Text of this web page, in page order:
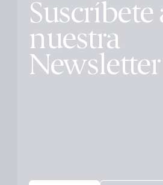
Suscríbete
nuestra
Newsletter